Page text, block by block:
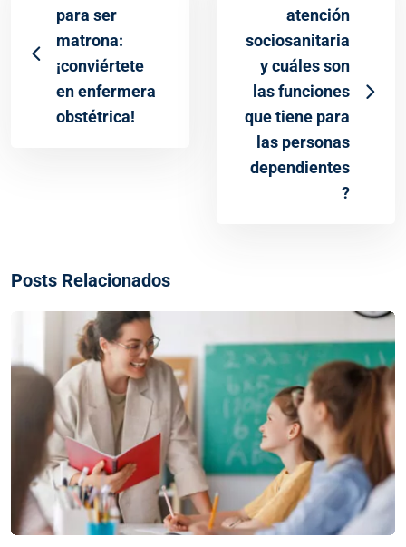
para ser
matrona:
¡conviértete
en enfermera
obstétrica!
atención
sociosanitaria
y cuáles son
las funciones
que tiene para
las personas
dependientes
?
Posts Relacionados